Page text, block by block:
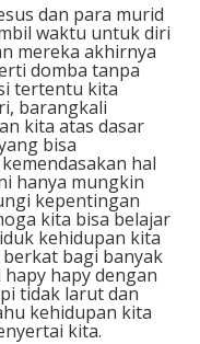
dan para murid
waktu untuk diri
mereka akhirnya
domba tanpa
tertentu kita
barangkali
kita atas dasar
bisa
hal
hanya mungkin
kepentingan
kita bisa belajar
kehidupan kita
bagi banyak
hapy dengan
tidak larut dan
kehidupan kita
kita.